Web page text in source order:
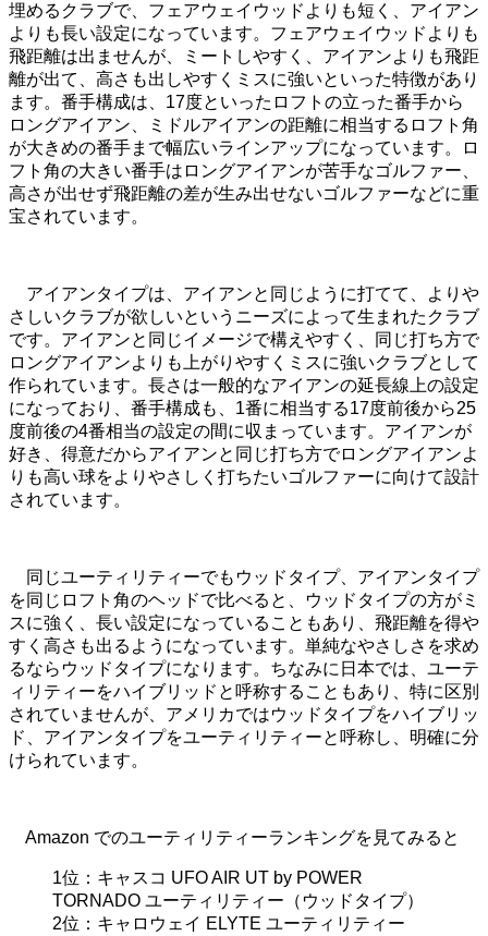
埋めるクラブで、フェアウェイウッドよりも短く、アイアン
よりも長い設定になっています。フェアウェイウッドよりも
飛距離は出ませんが、ミートしやすく、アイアンよりも飛距
離が出て、高さも出しやすくミスに強いといった特徴があり
ます。番手構成は、17度といったロフトの立った番手から
ロングアイアン、ミドルアイアンの距離に相当するロフト角
が大きめの番手まで幅広いラインアップになっています。ロ
フト角の大きい番手はロングアイアンが苦手なゴルファー、
高さが出せず飛距離の差が生み出せないゴルファーなどに重
宝されています。
アイアンタイプは、アイアンと同じように打てて、よりや
さしいクラブが欲しいというニーズによって生まれたクラブ
です。アイアンと同じイメージで構えやすく、同じ打ち方で
ロングアイアンよりも上がりやすくミスに強いクラブとして
作られています。長さは一般的なアイアンの延長線上の設定
になっており、番手構成も、1番に相当する17度前後から25
度前後の4番相当の設定の間に収まっています。アイアンが
好き、得意だからアイアンと同じ打ち方でロングアイアンよ
りも高い球をよりやさしく打ちたいゴルファーに向けて設計
されています。
同じユーティリティーでもウッドタイプ、アイアンタイプ
を同じロフト角のヘッドで比べると、ウッドタイプの方がミ
スに強く、長い設定になっていることもあり、飛距離を得や
すく高さも出るようになっています。単純なやさしさを求め
るならウッドタイプになります。ちなみに日本では、ユーテ
ィリティーをハイブリッドと呼称することもあり、特に区別
されていませんが、アメリカではウッドタイプをハイブリッ
ド、アイアンタイプをユーティリティーと呼称し、明確に分
けられています。
Amazon でのユーティリティーランキングを見てみると
1位：キャスコ UFO AIR UT by POWER
TORNADO ユーティリティー（ウッドタイプ）
2位：キャロウェイ ELYTE ユーティリティー